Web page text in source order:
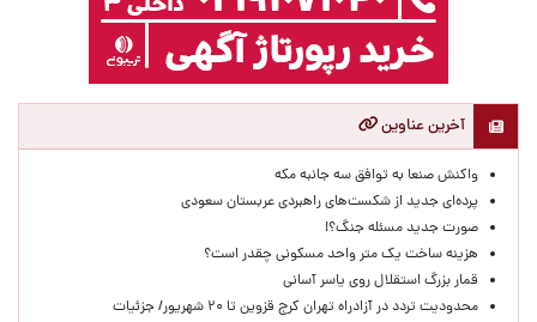
آخرین عناوین
واکنش صنعا به توافق سه جانبه مکه
پرده‌ای جدید از شکست‌های راهبردی عربستان سعودی
صورت جدید مسئله جنگ؟!
هزینه ساخت یک متر واحد مسکونی چقدر است؟
قمار بزرگ استقلال روی یاسر آسانی
محدودیت تردد در آزادراه تهران کرج قزوین تا ۲۰ شهریور/ جزئیات